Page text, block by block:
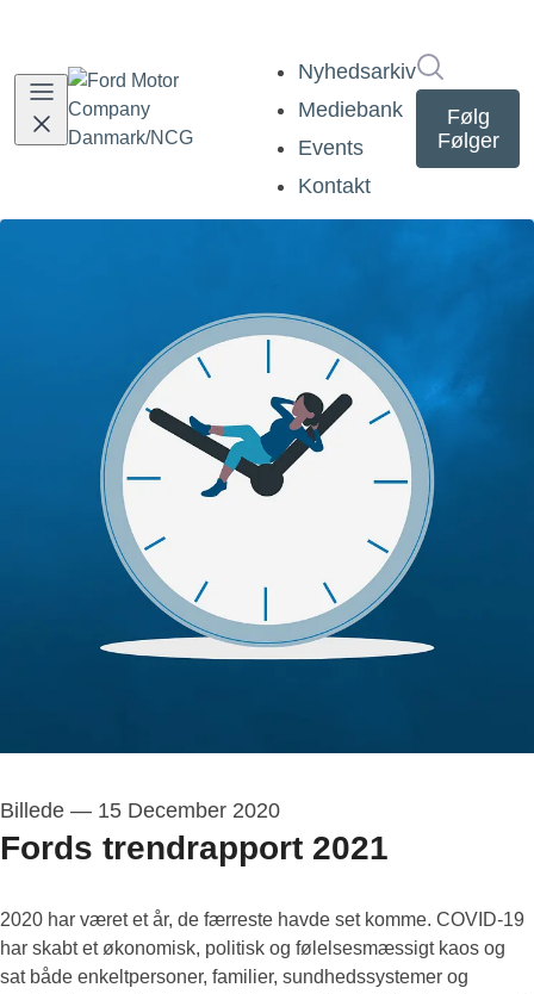
Nyhedsarkiv
Mediebank
Events
Kontakt
Følg
Følger
Billede — 15 December 2020
Fords trendrapport 2021
2020 har været et år, de færreste havde set komme. COVID-19
har skabt et økonomisk, politisk og følelsesmæssigt kaos og
sat både enkeltpersoner, familier, sundhedssystemer og